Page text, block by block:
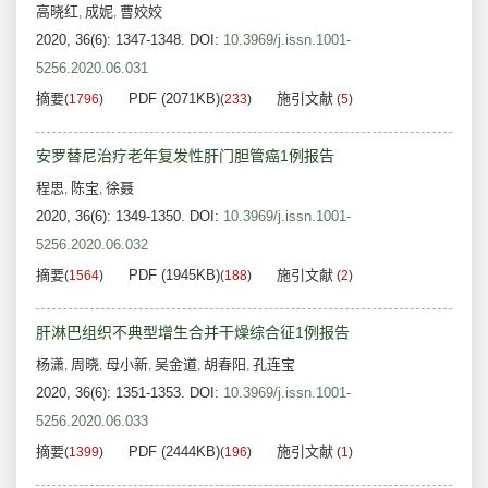
高晓红, 成妮, 曹姣姣
2020, 36(6): 1347-1348. DOI: 10.3969/j.issn.1001-
5256.2020.06.031
摘要(1796) PDF (2071KB)(233) 施引文献 (5)
安罗替尼治疗老年复发性肝门胆管癌1例报告
程思, 陈宝, 徐聂
2020, 36(6): 1349-1350. DOI: 10.3969/j.issn.1001-
5256.2020.06.032
摘要(1564) PDF (1945KB)(188) 施引文献 (2)
肝淋巴组织不典型增生合并干燥综合征1例报告
杨潇, 周晓, 母小新, 吴金道, 胡春阳 , 孔连宝
2020, 36(6): 1351-1353. DOI: 10.3969/j.issn.1001-
5256.2020.06.033
摘要(1399) PDF (2444KB)(196) 施引文献 (1)